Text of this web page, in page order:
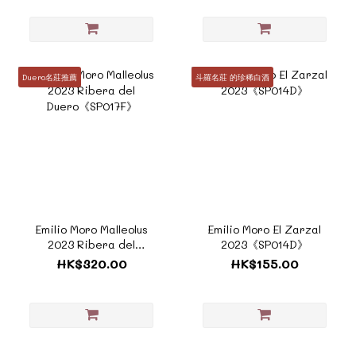
Duero名莊推薦
Emilio Moro Malleolus
2023 Ribera del
Duero《SP017F》
HK$320.00
斗羅名莊 的珍稀白酒
Emilio Moro El Zarzal
2023《SP014D》
HK$155.00